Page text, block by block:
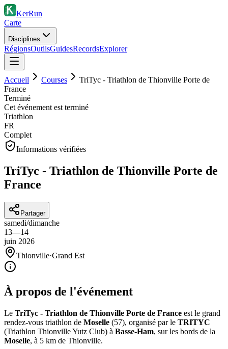
KerRun
Carte
Disciplines
RégionsOutilsGuidesRecordsExplorer
Accueil Courses
TriTyc - Triathlon de Thionville Porte de
France
Terminé
Cet événement est terminé
Triathlon
FR
Complet
Informations vérifiées
TriTyc - Triathlon de Thionville Porte de
France
Partager
samedi/dimanche
13—14
juin 2026
Thionville·Grand Est
À propos de l'événement
Le TriTyc - Triathlon de Thionville Porte de France est le grand
rendez-vous triathlon de Moselle (57), organisé par le TRITYC
(Triathlon Thionville Yutz Club) à Basse-Ham, sur les bords de la
Moselle, à 5 km de Thionville.